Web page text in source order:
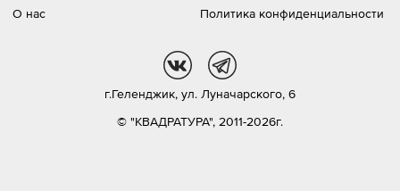
О нас
Политика конфиденциальности
© "КВАДРАТУРА", 2011-2026г.
г.Геленджик, ул. Луначарского, 6